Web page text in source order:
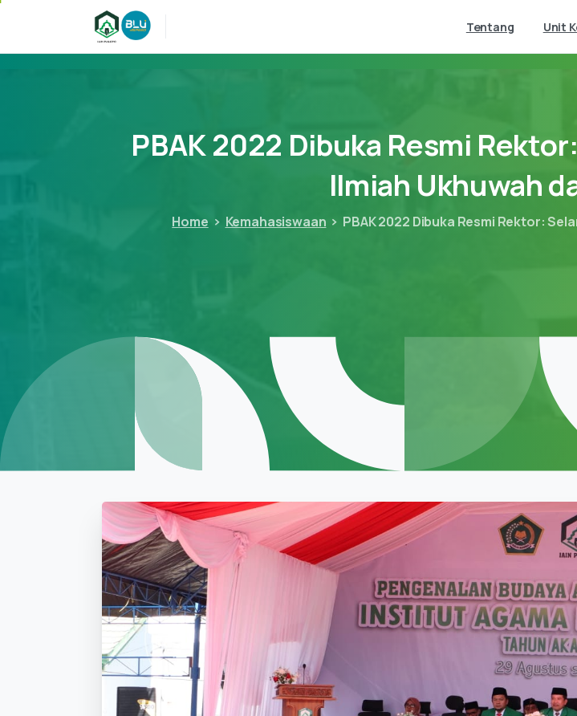
Tentang Unit
PBAK2022 Dibuka Resmi Rektor:
Ilmiah Ukhuwah
Home Kemahasiswaan PBAK 2022 Dibuka Resmi Rektor: